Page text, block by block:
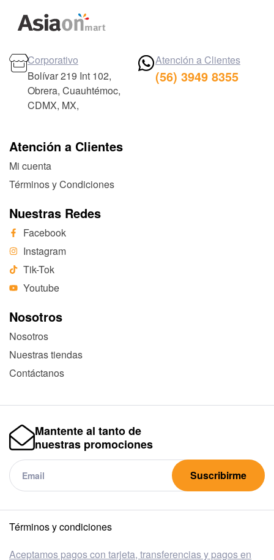
Atención a Clientes
Mi cuenta
Términos y Condiciones
Nuestras Redes
Facebook
Instagram
Tik-Tok
Youtube
Nosotros
Nosotros
Nuestras tiendas
Contáctanos
Corporativo
Bolívar 219 Int 102,
Obrera, Cuauhtémoc,
CDMX, MX,
Atención a Clientes
(56) 3949 8355
Mantente al tanto de
nuestras promociones
Suscribirme
Términos y condiciones
Aceptamos pagos con tarjeta, transferencias y pagos en